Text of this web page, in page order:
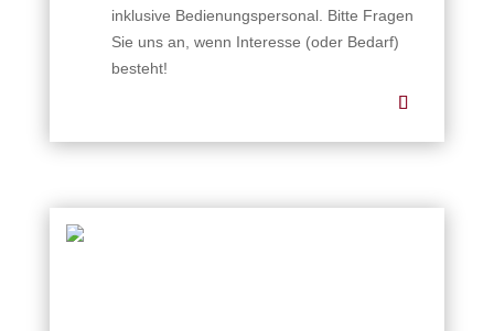
inklusive Bedienungspersonal. Bitte Fragen
Sie uns an, wenn Interesse (oder Bedarf)
besteht!